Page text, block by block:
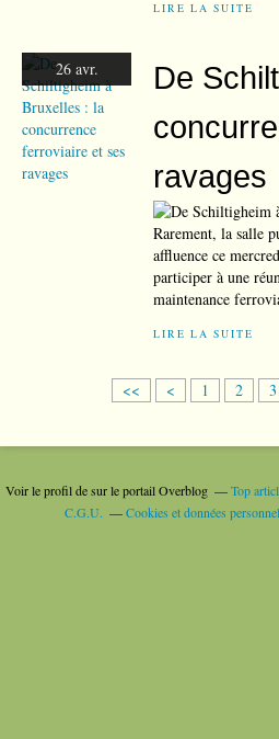
LIRE LA SUITE
26 avr.
De
ravages
Rarement, la salle
affluence ce
participer à une
maintenance
LIRE LA SUITE
<< < 1 2 3
Voir le profil desur le portail Overblog Top
C.G.U.
Cookies et données